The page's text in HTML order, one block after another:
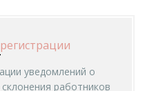
уведомлений о
работников